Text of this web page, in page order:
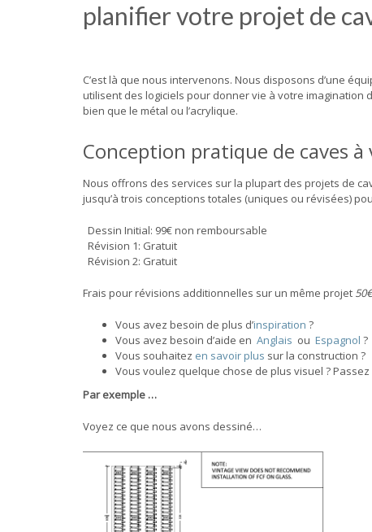
planifier votre projet de
C’est là que nous intervenons. Nous disposons d’une
utilisent des logiciels pour donner vie à votre imagination
bien que le métal ou l’acrylique.
Conception pratique de caves
Nous offrons des services sur la plupart des projets de
jusqu’à trois conceptions totales (uniques ou révisées)
Dessin Initial: 99€ non remboursable
Révision 1: Gratuit
Révision 2: Gratuit
Frais pour révisions additionnelles sur un même projet
Vous avez besoin de plus d’inspiration ?
Vous avez besoin d’aide en Anglais ou Espagnol ?
Vous souhaitez en savoir plus sur la construction ?
Vous voulez quelque chose de plus visuel ?
Par exemple …
Voyez ce que nous avons dessiné…